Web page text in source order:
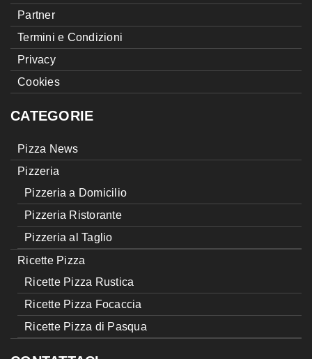
Partner
Termini e Condizioni
Privacy
Cookies
CATEGORIE
Pizza News
Pizzeria
Pizzeria a Domicilio
Pizzeria Ristorante
Pizzeria al Taglio
Ricette Pizza
Ricette Pizza Rustica
Ricette Pizza Focaccia
Ricette Pizza di Pasqua